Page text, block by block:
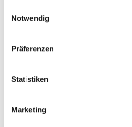
Notwendig
Präferenzen
Statistiken
Marketing
Instandhaltungskosten reduziert werden.